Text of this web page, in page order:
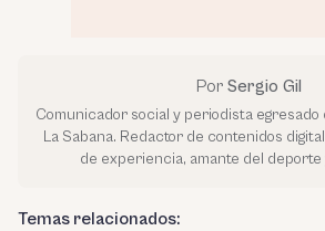
Por Sergio Gil
Comunicador social y periodista egresado
La Sabana. Redactor de contenidos
de experiencia, amante del
Temas relacionados: